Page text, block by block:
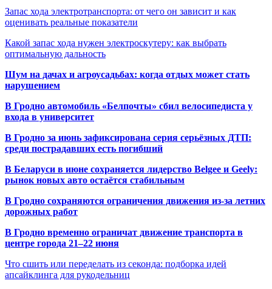
Запас хода электротранспорта: от чего он зависит и как
оценивать реальные показатели
Какой запас хода нужен электроскутеру: как выбрать
оптимальную дальность
Шум на дачах и агроусадьбах: когда отдых может стать
нарушением
В Гродно автомобиль «Белпочты» сбил велосипедиста у
входа в университет
В Гродно за июнь зафиксирована серия серьёзных ДТП:
среди пострадавших есть погибший
В Беларуси в июне сохраняется лидерство Belgee и Geely:
рынок новых авто остаётся стабильным
В Гродно сохраняются ограничения движения из-за летних
дорожных работ
В Гродно временно ограничат движение транспорта в
центре города 21–22 июня
Что сшить или переделать из секонда: подборка идей
апсайклинга для рукодельниц